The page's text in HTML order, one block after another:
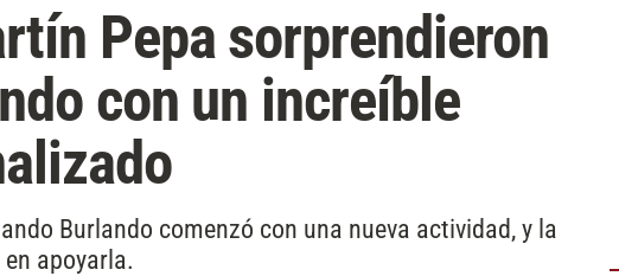
Pepa sorprendieron
con un increíble
Burlando comenzó con una nueva actividad, y la
apoyarla.